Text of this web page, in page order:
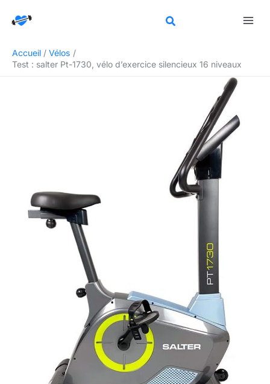
Accueil
Vélos
Test : salter Pt-1730, vélo d’exercice silencieux 16 niveaux